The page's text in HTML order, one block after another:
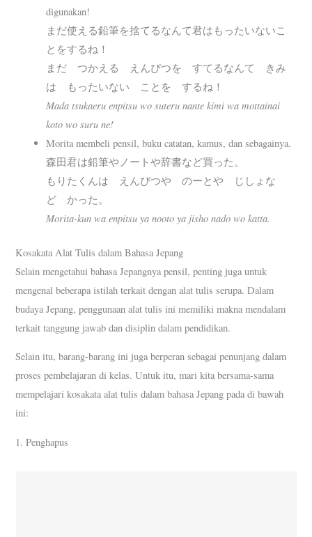
digunakan!
まだ使える鉛筆を捨てるなんて君はもったいないこ
とをするね！
まだ つかえる えんぴつを すてるなんて きみ
は もったいない ことを するね！
Mada tsukaeru enpitsu wo suteru nante kimi wa mottainai
koto wo suru ne!
Morita membeli pensil, buku catatan, kamus, dan sebagainya.
森田君は鉛筆やノートや辞書など買った。
もりたくんは えんぴつや のーとや じしょな
ど かった。
Morita-kun wa enpitsu ya nooto ya jisho nado wo katta.
Kosakata Alat Tulis dalam Bahasa Jepang
Selain mengetahui bahasa Jepangnya pensil, penting juga untuk
mengenal beberapa istilah terkait dengan alat tulis serupa. Dalam
budaya Jepang, penggunaan alat tulis ini memiliki makna mendalam
terkait tanggung jawab dan disiplin dalam pendidikan.
Selain itu, barang-barang ini juga berperan sebagai penunjang dalam
proses pembelajaran di kelas. Untuk itu, mari kita bersama-sama
mempelajari kosakata alat tulis dalam bahasa Jepang pada di bawah
ini:
1. Penghapus